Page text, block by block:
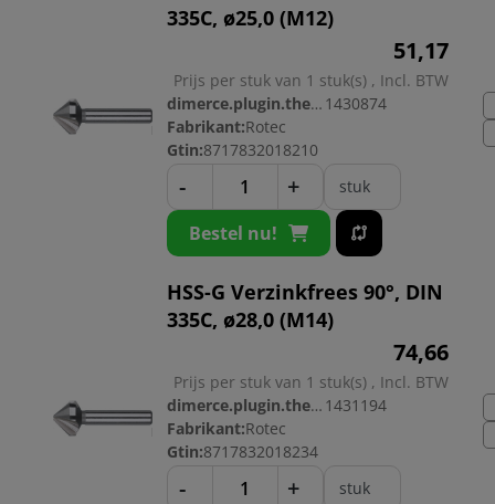
335C, ø25,0 (M12)
51,17
Prijs per stuk van 1 stuk(s) , Incl. BTW
dimerce.plugin.theme.productnr: 1430874
Fabrikant:Rotec
Gtin:8717832018210
- + stuk
Bestel nu!
HSS-G Verzinkfrees 90°, DIN
335C, ø28,0 (M14)
74,66
Prijs per stuk van 1 stuk(s) , Incl. BTW
dimerce.plugin.theme.productnr: 1431194
Fabrikant:Rotec
Gtin:8717832018234
- + stuk